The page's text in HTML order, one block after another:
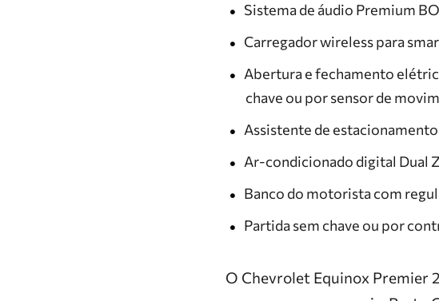
Sistema de áudio Premium
Carregador wireless para
Abertura e fechamento
chave ou por sensor de
Assistente de estacionamento
Ar-condicionado digital Dual
Banco do motorista com
Partida sem chave ou por
O Chevrolet Equinox Premier